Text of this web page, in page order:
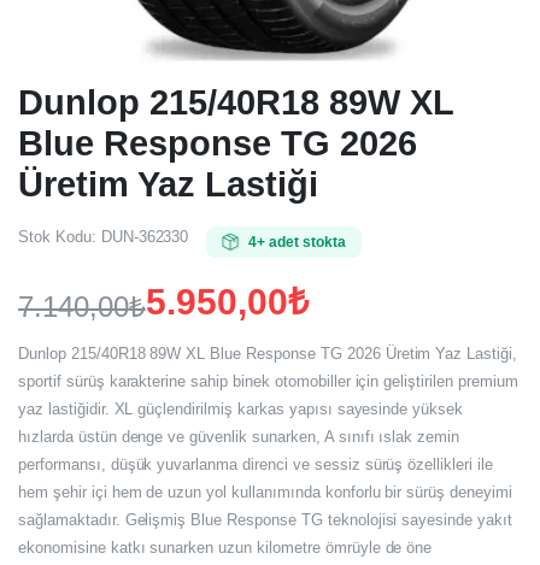
Dunlop 215/40R18 89W XL
Blue Response TG 2026
Üretim Yaz Lastiği
Stok Kodu: DUN-362330 4+ adet stokta
7.140,00₺
Orijinal
fiyat:
7.140,00₺.
5.950,00₺
Şu
andaki
fiyat:
5.950,00₺.
Dunlop 215/40R18 89W XL Blue Response TG 2026 Üretim Yaz Lastiği,
sportif sürüş karakterine sahip binek otomobiller için geliştirilen premium
yaz lastiğidir. XL güçlendirilmiş karkas yapısı sayesinde yüksek
hızlarda üstün denge ve güvenlik sunarken, A sınıfı ıslak zemin
performansı, düşük yuvarlanma direnci ve sessiz sürüş özellikleri ile
hem şehir içi hem de uzun yol kullanımında konforlu bir sürüş deneyimi
sağlamaktadır. Gelişmiş Blue Response TG teknolojisi sayesinde yakıt
ekonomisine katkı sunarken uzun kilometre ömrüyle de öne